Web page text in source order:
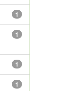
1
1
1
1